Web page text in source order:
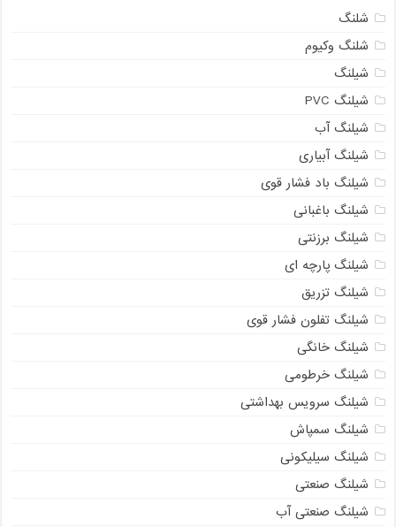
شلنگ
شلنگ وکیوم
شیلنگ
شیلنگ PVC
شیلنگ آب
شیلنگ آبیاری
شیلنگ باد فشار قوی
شیلنگ باغبانی
شیلنگ برزنتی
شیلنگ پارچه‌ ای
شیلنگ تزریق
شیلنگ تفلون فشار قوی
شیلنگ خانگی
شیلنگ خرطومی
شیلنگ سرویس بهداشتی
شیلنگ سمپاش
شیلنگ سیلیکونی
شیلنگ صنعتی
شیلنگ صنعتی آب